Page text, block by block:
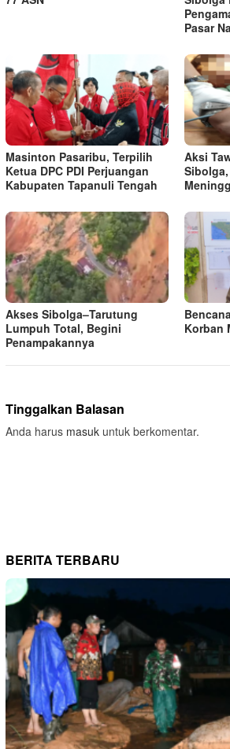
Pasar
Masinton Pasaribu, Terpilih
Ketua DPC PDI Perjuangan
Kabupaten Tapanuli Tengah
Aksi
Akses Sibolga–Tarutung
Lumpuh Total, Begini
Penampakannya
Korban
Tinggalkan Balasan
Anda harus masuk untuk berkomentar.
BERITA TERBARU